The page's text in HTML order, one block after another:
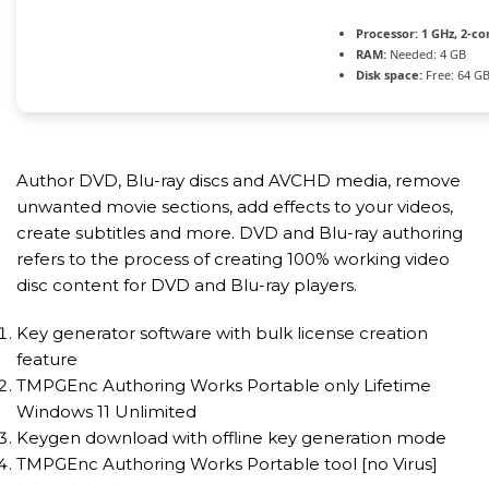
Processor: 1 GHz, 2-
RAM: Needed: 4 GB
Disk space: Free: 64 GB
Author DVD, Blu-ray discs and AVCHD media, remove
unwanted movie sections, add effects to your videos,
create subtitles and more. DVD and Blu-ray authoring
refers to the process of creating 100% working video
disc content for DVD and Blu-ray players.
Key generator software with bulk license creation
feature
TMPGEnc Authoring Works Portable only Lifetime
Windows 11 Unlimited
Keygen download with offline key generation mode
TMPGEnc Authoring Works Portable tool [no Virus]